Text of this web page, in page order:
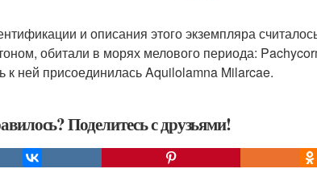
и описания этого экземпляра
обитали в морях мелового периода:
к ней присоединилась Aquilolamna Milarcae.
Поделитесь с друзьями!